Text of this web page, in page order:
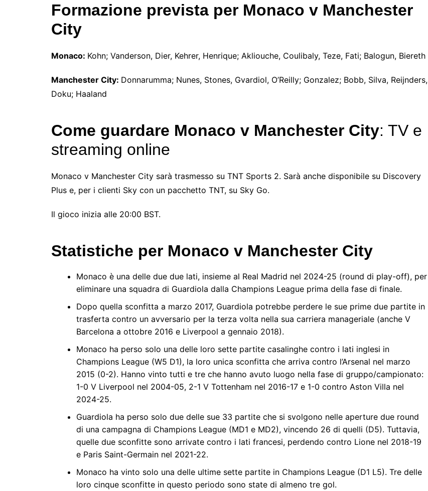
Formazione prevista per Monaco v Manchester
City
Monaco: Kohn; Vanderson, Dier, Kehrer, Henrique; Akliouche, Coulibaly, Teze, Fati; Balogun, Biereth
Manchester City: Donnarumma; Nunes, Stones, Gvardiol, O’Reilly; Gonzalez; Bobb, Silva, Reijnders,
Doku; Haaland
Come guardare Monaco v Manchester City: TV e
streaming online
Monaco v Manchester City sarà trasmesso su TNT Sports 2. Sarà anche disponibile su Discovery
Plus e, per i clienti Sky con un pacchetto TNT, su Sky Go.
Il gioco inizia alle 20:00 BST.
Statistiche per Monaco v Manchester City
Monaco è una delle due due lati, insieme al Real Madrid nel 2024-25 (round di play-off), per
eliminare una squadra di Guardiola dalla Champions League prima della fase di finale.
Dopo quella sconfitta a marzo 2017, Guardiola potrebbe perdere le sue prime due partite in
trasferta contro un avversario per la terza volta nella sua carriera manageriale (anche V
Barcelona a ottobre 2016 e Liverpool a gennaio 2018).
Monaco ha perso solo una delle loro sette partite casalinghe contro i lati inglesi in
Champions League (W5 D1), la loro unica sconfitta che arriva contro l’Arsenal nel marzo
2015 (0-2). Hanno vinto tutti e tre che hanno avuto luogo nella fase di gruppo/campionato:
1-0 V Liverpool nel 2004-05, 2-1 V Tottenham nel 2016-17 e 1-0 contro Aston Villa nel
2024-25.
Guardiola ha perso solo due delle sue 33 partite che si svolgono nelle aperture due round
di una campagna di Champions League (MD1 e MD2), vincendo 26 di quelli (D5). Tuttavia,
quelle due sconfitte sono arrivate contro i lati francesi, perdendo contro Lione nel 2018-19
e Paris Saint-Germain nel 2021-22.
Monaco ha vinto solo una delle ultime sette partite in Champions League (D1 L5). Tre delle
loro cinque sconfitte in questo periodo sono state di almeno tre gol.